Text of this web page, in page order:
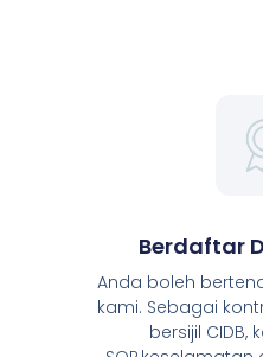
Berdaftar
Anda boleh
kami. Sebagai
bersijil CIDB,